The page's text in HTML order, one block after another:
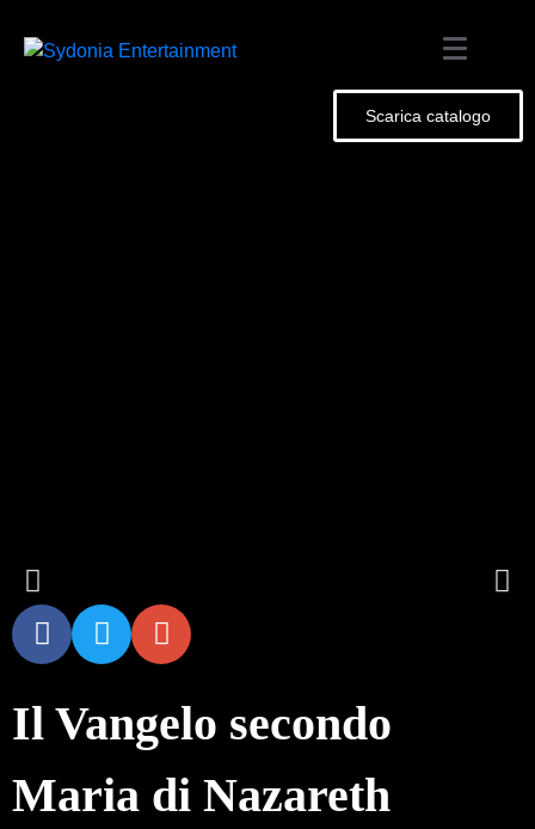
Scarica catalogo
Il Vangelo secondo
Maria di Nazareth